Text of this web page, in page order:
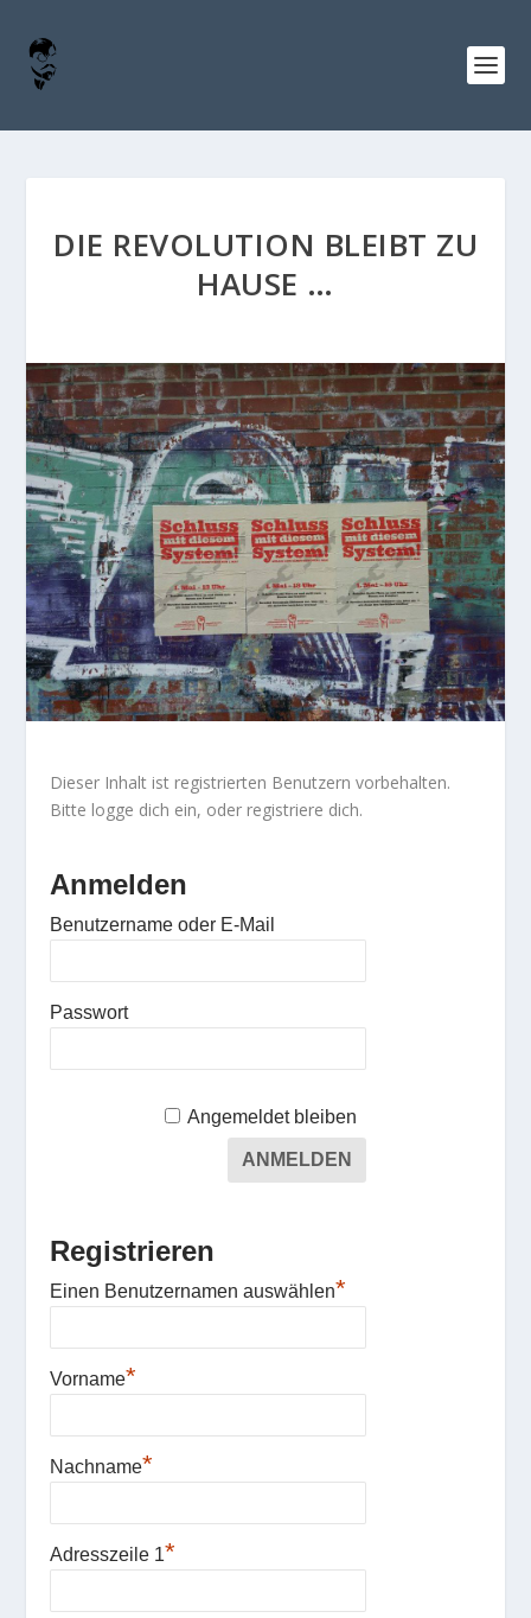
DIE REVOLUTION BLEIBT ZU
HAUSE …
Dieser Inhalt ist registrierten Benutzern vorbehalten.
Bitte logge dich ein, oder registriere dich.
Anmelden
Benutzername oder E-Mail
Passwort
Angemeldet bleiben
Registrieren
Einen Benutzernamen auswählen*
Vorname*
Nachname*
Adresszeile 1*